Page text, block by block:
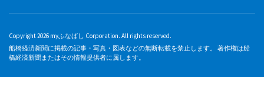
Copyright 2026 myふなばし Corporation. All rights reserved.
船橋経済新聞に掲載の記事・写真・図表などの無断転載を禁止します。 著作権は船
橋経済新聞またはその情報提供者に属します。